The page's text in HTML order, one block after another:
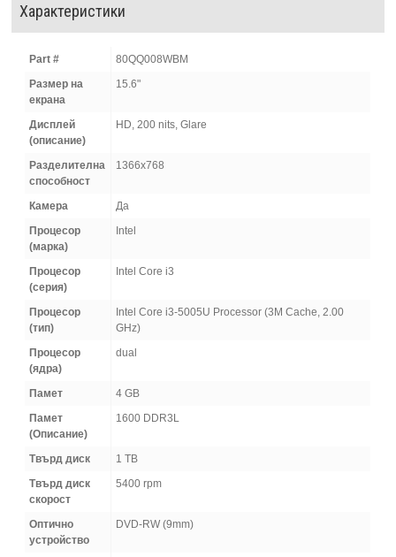
Характеристики
Part #
80QQ008WBM
Размер на
екрана
15.6"
Дисплей
(описание)
HD, 200 nits, Glare
Разделителна
способност
1366x768
Камера
Да
Процесор
(марка)
Intel
Процесор
(серия)
Intel Core i3
Процесор
(тип)
Intel Core i3-5005U Processor (3M Cache, 2.00
GHz)
Процесор
(ядра)
dual
Памет
4 GB
Памет
(Oписание)
1600 DDR3L
Твърд диск
1 TB
Твърд диск
скорост
5400 rpm
Оптично
устройство
DVD-RW (9mm)